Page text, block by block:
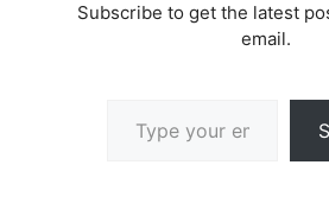
Subscribe to get the latest
email.